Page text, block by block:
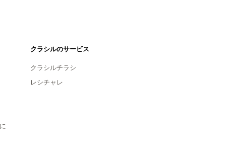
クラシルのサービス
クラシルチラシ
レシチャレ